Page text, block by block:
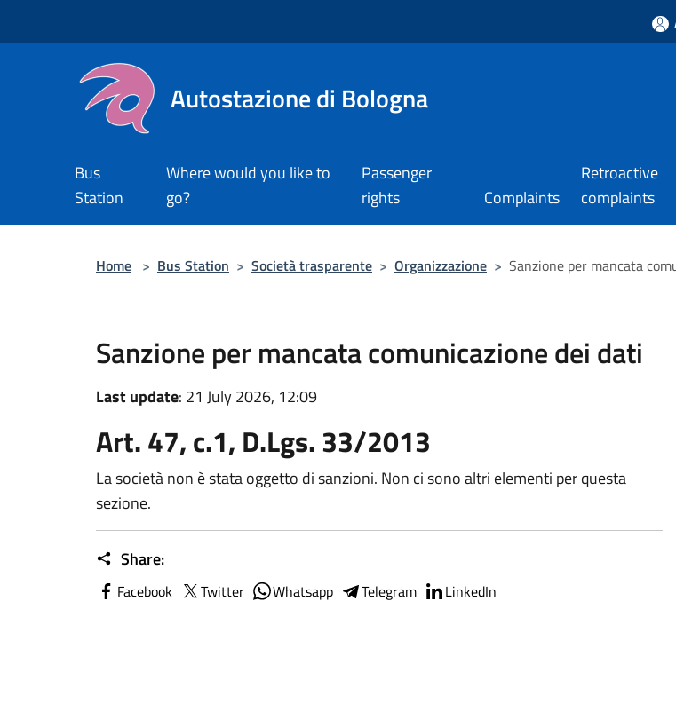
Autostazione di Bologna
Bus
Station
Where would you like to
go?
Passenger
rights
Complaints
Retroactive
complaints
Home > Bus Station > Società trasparente > Organizzazione > Sanzione per mancata
Sanzione per mancata comunicazione dei dati
Last update: 21 July 2026, 12:09
Art. 47, c.1, D.Lgs. 33/2013
La società non è stata oggetto di sanzioni. Non ci sono altri elementi per questa
sezione.
Share:
Facebook Twitter Whatsapp Telegram LinkedIn